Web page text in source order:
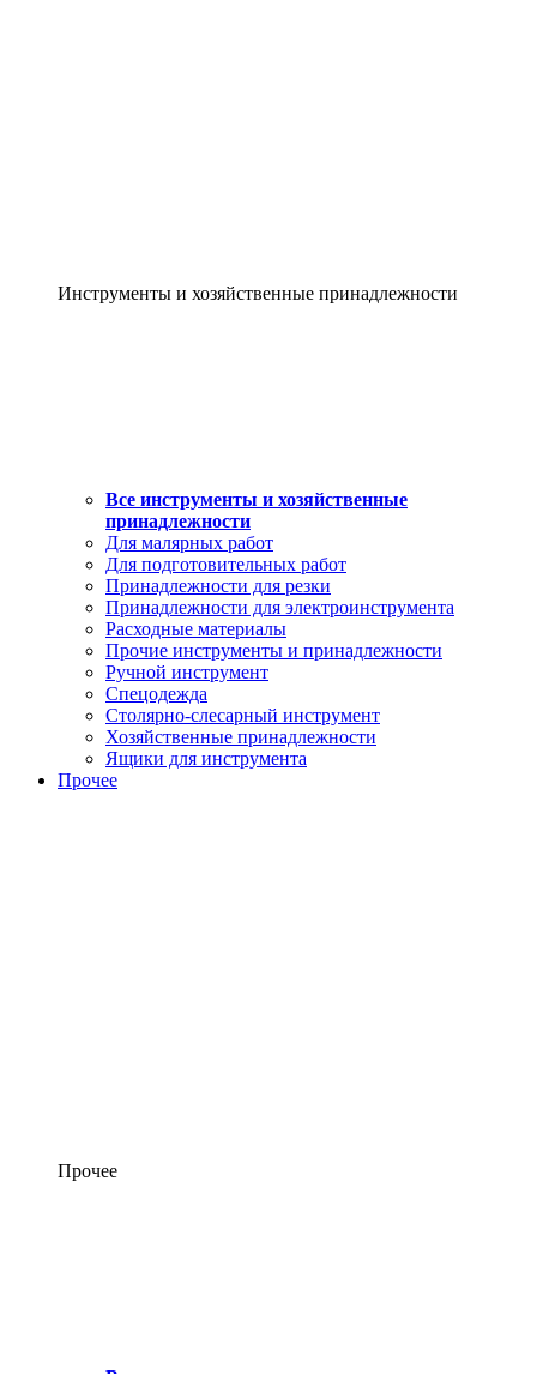
Инструменты и хозяйственные принадлежности
Все инструменты и хозяйственные
принадлежности
Для малярных работ
Для подготовительных работ
Принадлежности для резки
Принадлежности для электроинструмента
Расходные материалы
Прочие инструменты и принадлежности
Ручной инструмент
Спецодежда
Столярно-слесарный инструмент
Хозяйственные принадлежности
Ящики для инструмента
Прочее
Прочее